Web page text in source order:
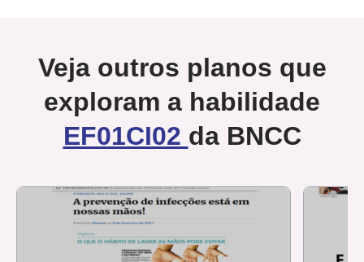
Veja outros planos que
exploram a habilidade
EF01CI02 da BNCC